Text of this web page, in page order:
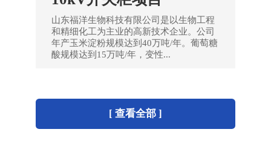
山东福洋生物科技有限公司是以生物工程
和精细化工为主业的高新技术企业。公司
年产玉米淀粉规模达到40万吨/年。葡萄糖
酸规模达到15万吨/年，变性...
[ 查看全部 ]